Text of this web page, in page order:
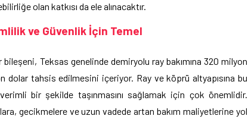
olan katkısı da ele alınacaktır.
ve Güvenlik İçin Temel
bileşeni, Teksas genelinde demiryolu ray bakımına 320 milyon
dolar tahsis edilmesini içeriyor. Ray ve köprü altyapısına bu
bir şekilde taşınmasını sağlamak için çok önemlidir.
gecikmelere ve uzun vadede artan bakım maliyetlerine yol